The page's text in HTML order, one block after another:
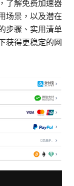
了解免费加速器
场景，以及潜在
步骤、实用清单
获得更稳定的网